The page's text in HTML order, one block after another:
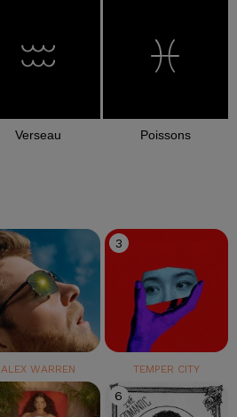
Verseau Poissons
ALEX WARREN
3
TEMPER CITY
6